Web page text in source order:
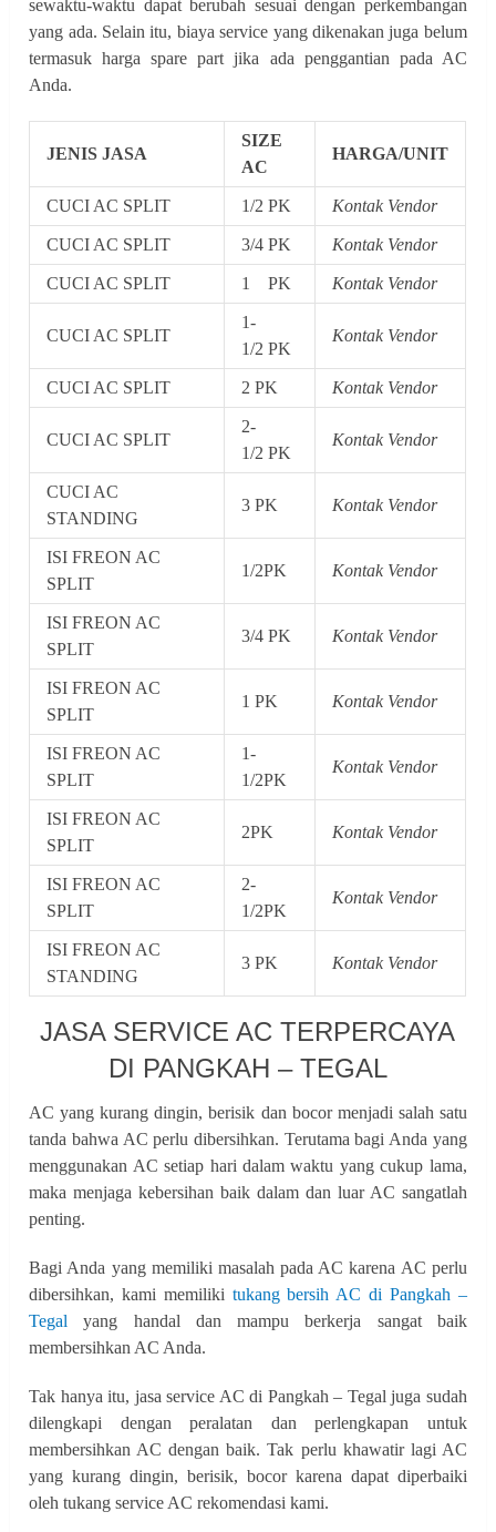
sewaktu-waktu dapat berubah sesuai dengan perkembangan
yang ada. Selain itu, biaya service yang dikenakan juga belum
termasuk harga spare part jika ada penggantian pada AC
Anda.
JENIS JASA
SIZE
AC
HARGA/UNIT
CUCI AC SPLIT 1/2 PK Kontak Vendor
CUCI AC SPLIT 3/4 PK Kontak Vendor
CUCI AC SPLIT 1 PK Kontak Vendor
CUCI AC SPLIT
1-
1/2 PK
Kontak Vendor
CUCI AC SPLIT 2 PK Kontak Vendor
CUCI AC SPLIT
2-
1/2 PK
Kontak Vendor
CUCI AC
STANDING
3 PK Kontak Vendor
ISI FREON AC
SPLIT
1/2PK Kontak Vendor
ISI FREON AC
SPLIT
3/4 PK Kontak Vendor
ISI FREON AC
SPLIT
1 PK Kontak Vendor
ISI FREON AC
SPLIT
1-
1/2PK
Kontak Vendor
ISI FREON AC
SPLIT
2PK Kontak Vendor
ISI FREON AC
SPLIT
2-
1/2PK
Kontak Vendor
ISI FREON AC
STANDING
3 PK Kontak Vendor
JASA SERVICE AC TERPERCAYA
DI PANGKAH – TEGAL
AC yang kurang dingin, berisik dan bocor menjadi salah satu
tanda bahwa AC perlu dibersihkan. Terutama bagi Anda yang
menggunakan AC setiap hari dalam waktu yang cukup lama,
maka menjaga kebersihan baik dalam dan luar AC sangatlah
penting.
Bagi Anda yang memiliki masalah pada AC karena AC perlu
dibersihkan, kami memiliki tukang bersih AC di Pangkah –
Tegal yang handal dan mampu berkerja sangat baik
membersihkan AC Anda.
Tak hanya itu, jasa service AC di Pangkah – Tegal juga sudah
dilengkapi dengan peralatan dan perlengkapan untuk
membersihkan AC dengan baik. Tak perlu khawatir lagi AC
yang kurang dingin, berisik, bocor karena dapat diperbaiki
oleh tukang service AC rekomendasi kami.